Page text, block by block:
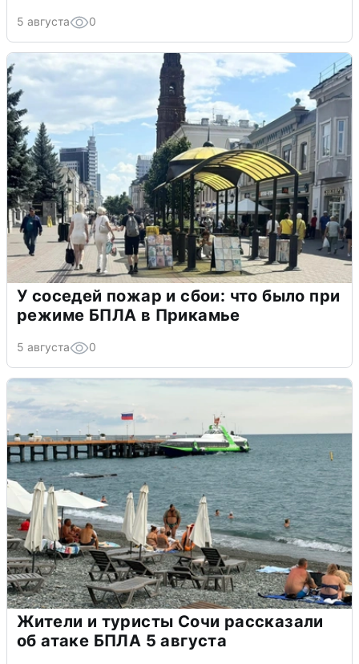
5 августа 0
У соседей пожар и сбои: что было при
режиме БПЛА в Прикамье
5 августа 0
Жители и туристы Сочи рассказали
об атаке БПЛА 5 августа